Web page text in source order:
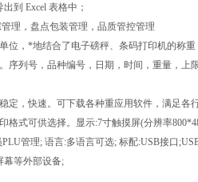
到 Excel 表格中；
理，盘点包装管理，品质管控管理
，*地结合了电子磅秤、条码打印机的称重
序列号，品种编号，日期，时间，重量，
定，快速。可下载各种重应用软件，满足
式可供选择。显示:7寸触摸屏(分辨率
管理; 语言:多语言可选; 标配:USB接口
幕等外部设备;